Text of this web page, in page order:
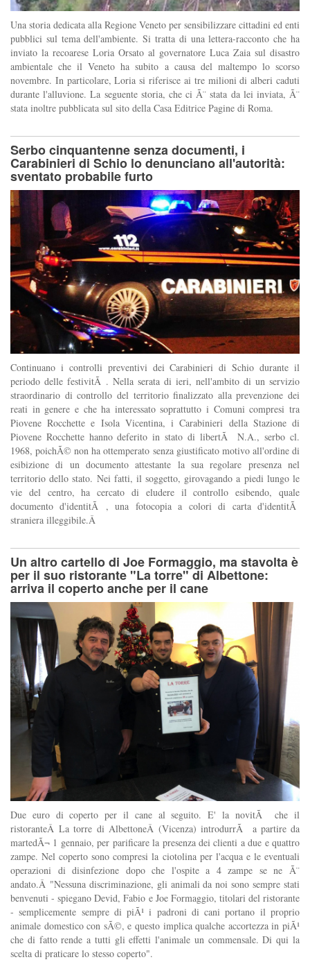
Una storia dedicata alla Regione Veneto per sensibilizzare cittadini ed enti
pubblici sul tema dell'ambiente. Si tratta di una lettera-racconto che ha
inviato la recoarese Loria Orsato al governatore Luca Zaia sul disastro
ambientale che il Veneto ha subito a causa del maltempo lo scorso
novembre. In particolare, Loria si riferisce ai tre milioni di alberi caduti
durante l'alluvione. La seguente storia, che ci Ã¨ stata da lei inviata, Ã¨
stata inoltre pubblicata sul sito della Casa Editrice Pagine di Roma.
Serbo cinquantenne senza documenti, i
Carabinieri di Schio lo denunciano all'autorità:
sventato probabile furto
Continuano i controlli preventivi dei Carabinieri di Schio durante il
periodo delle festivitÃ . Nella serata di ieri, nell'ambito di un servizio
straordinario di controllo del territorio finalizzato alla prevenzione dei
reati in genere e che ha interessato soprattutto i Comuni compresi tra
Piovene Rocchette e Isola Vicentina, i Carabinieri della Stazione di
Piovene Rocchette hanno deferito in stato di libertÃ N.A., serbo cl.
1968, poichÃ© non ha ottemperato senza giustificato motivo all'ordine di
esibizione di un documento attestante la sua regolare presenza nel
territorio dello stato. Nei fatti, il soggetto, girovagando a piedi lungo le
vie del centro, ha cercato di eludere il controllo esibendo, quale
documento d'identitÃ , una fotocopia a colori di carta d'identitÃ
straniera illeggibile.Â
Un altro cartello di Joe Formaggio, ma stavolta è
per il suo ristorante "La torre" di Albettone:
arriva il coperto anche per il cane
Due euro di coperto per il cane al seguito. E' la novitÃ che il
ristoranteÂ La torre di AlbettoneÂ (Vicenza) introdurrÃ a partire da
martedÃ¬ 1 gennaio, per parificare la presenza dei clienti a due e quattro
zampe. Nel coperto sono compresi la ciotolina per l'acqua e le eventuali
operazioni di disinfezione dopo che l'ospite a 4 zampe se ne Ã¨
andato.Â "Nessuna discriminazione, gli animali da noi sono sempre stati
benvenuti - spiegano Devid, Fabio e Joe Formaggio, titolari del ristorante
- semplicemente sempre di piÃ¹ i padroni di cani portano il proprio
animale domestico con sÃ©, e questo implica qualche accortezza in piÃ¹
che di fatto rende a tutti gli effetti l'animale un commensale. Di qui la
scelta di praticare lo stesso coperto".